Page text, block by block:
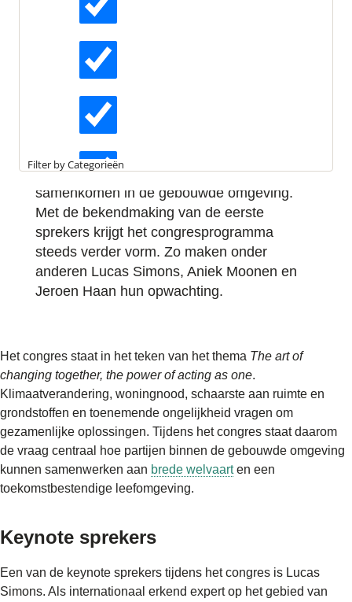
Longreads
Partnernieuws
Filter by Categorieën
Dutch Green Building Council (DGBC)
jaarlijkse congres tijdens de Dutch Green
Building Week 2026. In Kunstlinie Almere
komen professionals uit de hele bouw- en
vastgoedketen samen om kennis te delen,
inspiratie op te doen en in gesprek te gaan
over de maatschappelijke opgaven die
samenkomen in de gebouwde omgeving.
Met de bekendmaking van de eerste
sprekers krijgt het congresprogramma
steeds verder vorm. Zo maken onder
anderen Lucas Simons, Aniek Moonen en
Jeroen Haan hun opwachting.
Het congres staat in het teken van het thema The art of
changing together, the power of acting as one.
Klimaatverandering, woningnood, schaarste aan ruimte en
grondstoffen en toenemende ongelijkheid vragen om
gezamenlijke oplossingen. Tijdens het congres staat daarom
de vraag centraal hoe partijen binnen de gebouwde omgeving
kunnen samenwerken aan brede welvaarten een
toekomstbestendige leefomgeving.
Keynote sprekers
Een van de keynote sprekers tijdens het congres is Lucas
Simons. Als internationaal erkend expert op het gebied van